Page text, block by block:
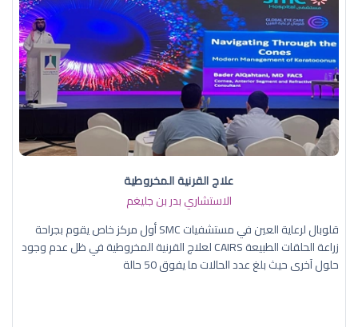
علاج القرنية المخروطية
الاستشاري بدر بن جليغم
قلوبال لرعاية العين في مستشفيات SMC أول مركز خاص يقوم بجراحة
زراعة الحلقات الطبيعة CAIRS لعلاج القرنية المخروطية في ظل عدم وجود
حلول آخرى حيث بلغ عدد الحالات ما يفوق 50 حالة